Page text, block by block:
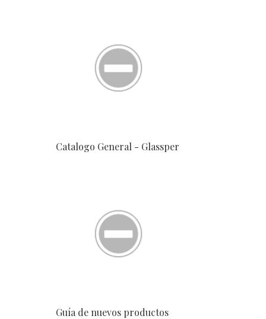
Catalogo General - Glassper
Guía de nuevos productos